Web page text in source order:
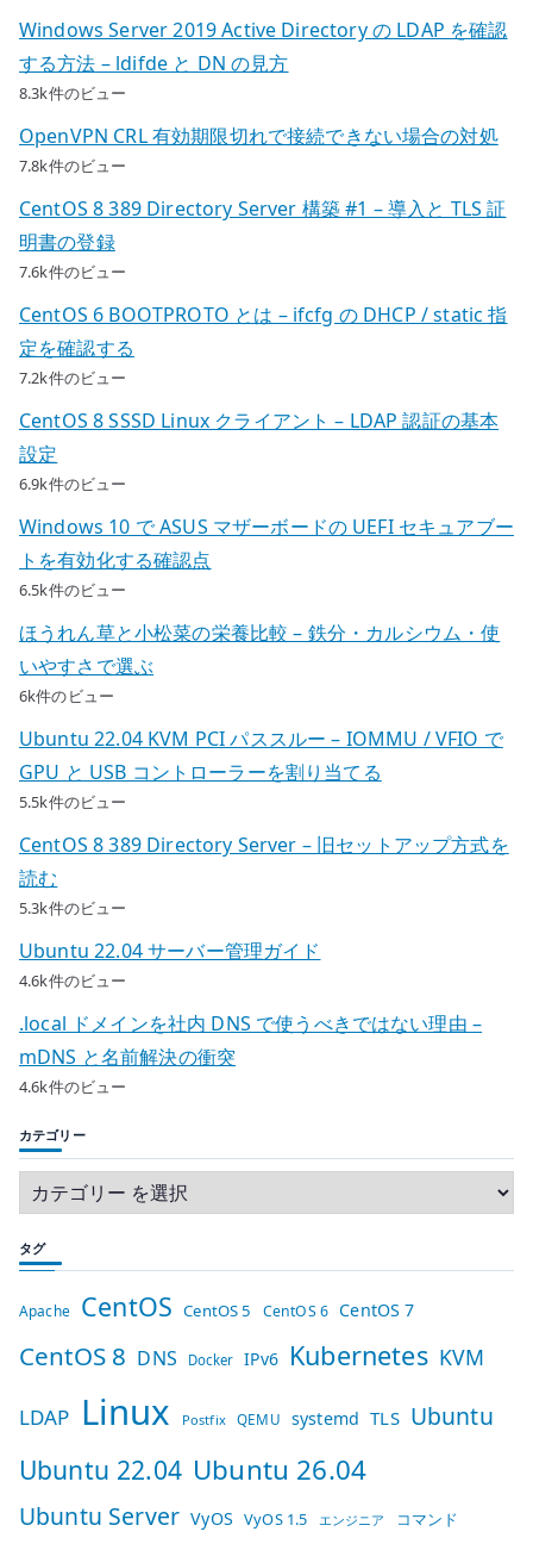
Windows Server 2019 Active Directory の LDAP を確認
する方法 – ldifde と DN の見方
8.3k件のビュー
OpenVPN CRL 有効期限切れで接続できない場合の対処
7.8k件のビュー
CentOS 8 389 Directory Server 構築 #1 – 導入と TLS 証
明書の登録
7.6k件のビュー
CentOS 6 BOOTPROTO とは – ifcfg の DHCP / static 指
定を確認する
7.2k件のビュー
CentOS 8 SSSD Linux クライアント – LDAP 認証の基本
設定
6.9k件のビュー
Windows 10 で ASUS マザーボードの UEFI セキュアブー
トを有効化する確認点
6.5k件のビュー
ほうれん草と小松菜の栄養比較 – 鉄分・カルシウム・使
いやすさで選ぶ
6k件のビュー
Ubuntu 22.04 KVM PCI パススルー – IOMMU / VFIO で
GPU と USB コントローラーを割り当てる
5.5k件のビュー
CentOS 8 389 Directory Server – 旧セットアップ方式を
読む
5.3k件のビュー
Ubuntu 22.04 サーバー管理ガイド
4.6k件のビュー
.local ドメインを社内 DNS で使うべきではない理由 –
mDNS と名前解決の衝突
4.6k件のビュー
カテゴリー
タグ
Apache CentOS CentOS 5 CentOS 6 CentOS 7
CentOS 8 DNS Docker IPv6 Kubernetes KVM
LDAP Linux Postfix QEMU systemd TLS Ubuntu
Ubuntu 22.04 Ubuntu 26.04
Ubuntu Server VyOS VyOS 1.5 エンジニア コマンド